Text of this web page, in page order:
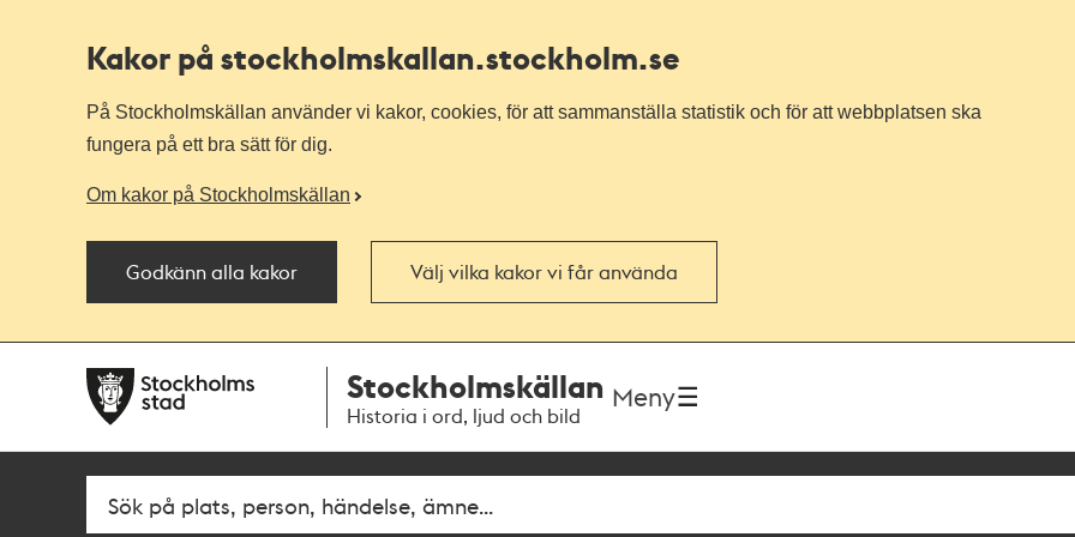
Kakor på stockholmskallan.stockholm.se
På Stockholmskällan använder vi kakor, cookies, för att sammanställa statistik och för att webbplatsen ska
fungera på ett bra sätt för dig.
Om kakor på Stockholmskällan
Godkänn alla kakor Välj vilka kakor vi får använda
navigationen
huvudinnehållet
Stockholmskällan
Historia i ord, ljud och bild
Meny
SökFritextsök